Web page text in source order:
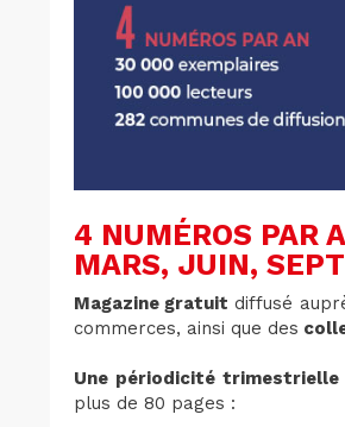
4 NUMÉROS PAR
MARS, JUIN,
Magazine gratuit diffusé
commerces, ainsi que des
Une périodicité trimestrielle
plus de 80 pages :